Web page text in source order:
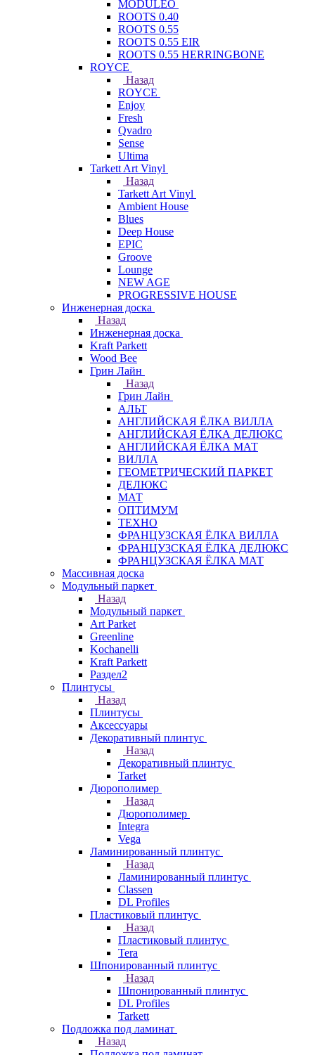
MODULEO
ROOTS 0.40
ROOTS 0.55
ROOTS 0.55 EIR
ROOTS 0.55 HERRINGBONE
ROYCE
Назад
ROYCE
Enjoy
Fresh
Qvadro
Sense
Ultima
Tarkett Art Vinyl
Назад
Tarkett Art Vinyl
Ambient House
Blues
Deep House
EPIC
Groove
Lounge
NEW AGE
PROGRESSIVE HOUSE
Инженерная доска
Назад
Инженерная доска
Kraft Parkett
Wood Bee
Грин Лайн
Назад
Грин Лайн
АЛЬТ
АНГЛИЙСКАЯ ЁЛКА ВИЛЛА
АНГЛИЙСКАЯ ЁЛКА ДЕЛЮКС
АНГЛИЙСКАЯ ЁЛКА МАТ
ВИЛЛА
ГЕОМЕТРИЧЕСКИЙ ПАРКЕТ
ДЕЛЮКС
МАТ
ОПТИМУМ
ТЕХНО
ФРАНЦУЗСКАЯ ЁЛКА ВИЛЛА
ФРАНЦУЗСКАЯ ЁЛКА ДЕЛЮКС
ФРАНЦУЗСКАЯ ЁЛКА МАТ
Массивная доска
Модульный паркет
Назад
Модульный паркет
Art Parket
Greenline
Kochanelli
Kraft Parkett
Раздел2
Плинтусы
Назад
Плинтусы
Аксессуары
Декоративный плинтус
Назад
Декоративный плинтус
Tarket
Дюрополимер
Назад
Дюрополимер
Integra
Vega
Ламинированный плинтус
Назад
Ламинированный плинтус
Classen
DL Profiles
Пластиковый плинтус
Назад
Пластиковый плинтус
Tera
Шпонированный плинтус
Назад
Шпонированный плинтус
DL Profiles
Tarkett
Подложка под ламинат
Назад